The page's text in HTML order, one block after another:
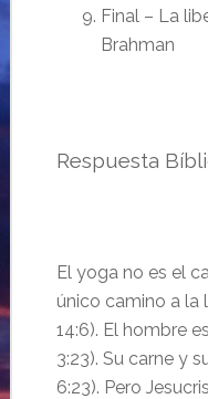
Final – La
Brahman
Respuesta
El yoga no es el
único camino a la
14:6). El hombre
3:23). Su carne y
6:23). Pero